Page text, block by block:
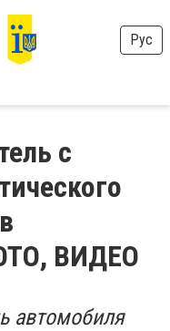
Рус
с
ВИДЕО
автомобиля